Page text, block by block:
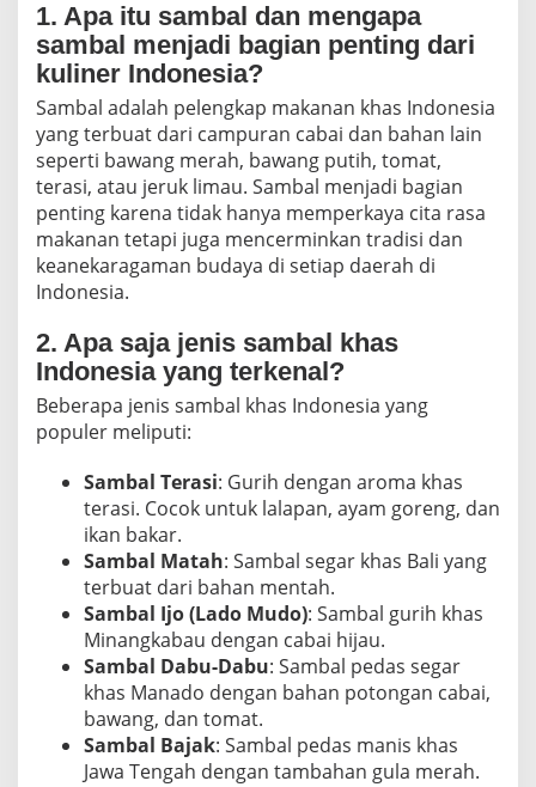
1. Apa itu sambal dan mengapa
sambal menjadi bagian penting dari
kuliner Indonesia?
Sambal adalah pelengkap makanan khas Indonesia
yang terbuat dari campuran cabai dan bahan lain
seperti bawang merah, bawang putih, tomat,
terasi, atau jeruk limau. Sambal menjadi bagian
penting karena tidak hanya memperkaya cita rasa
makanan tetapi juga mencerminkan tradisi dan
keanekaragaman budaya di setiap daerah di
Indonesia.
2. Apa saja jenis sambal khas
Indonesia yang terkenal?
Beberapa jenis sambal khas Indonesia yang
populer meliputi:
Sambal Terasi: Gurih dengan aroma khas
terasi. Cocok untuk lalapan, ayam goreng, dan
ikan bakar.
Sambal Matah: Sambal segar khas Bali yang
terbuat dari bahan mentah.
Sambal Ijo (Lado Mudo): Sambal gurih khas
Minangkabau dengan cabai hijau.
Sambal Dabu-Dabu: Sambal pedas segar
khas Manado dengan bahan potongan cabai,
bawang, dan tomat.
Sambal Bajak: Sambal pedas manis khas
Jawa Tengah dengan tambahan gula merah.